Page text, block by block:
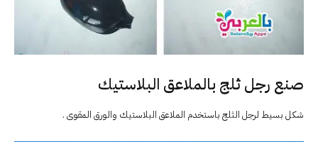
صنع رجل ثلج بالملاعق البلاستيك
شكل بسيط لرجل الثلج باستخدم الملاعق البلاستيك والورق المقوى .